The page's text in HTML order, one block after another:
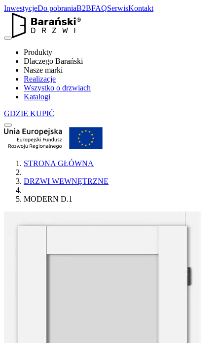
InwestycjeDo pobraniaB2BFAQSerwisKontakt
Produkty
Dlaczego Barański
Nasze marki
Realizacje
Wszystko o drzwiach
Katalogi
GDZIE KUPIĆ
STRONA GŁÓWNA
DRZWI WEWNĘTRZNE
MODERN D.1